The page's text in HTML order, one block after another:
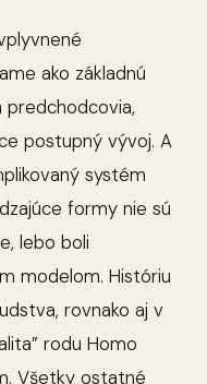
ako základnú
postupný vývoj. A
systém
formy nie sú
lebo boli
modelom. Históriu
rovnako aj v
rodu Homo
Všetky ostatné